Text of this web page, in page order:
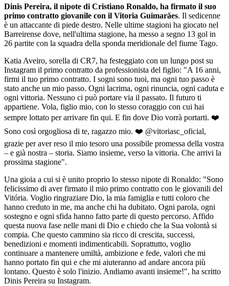
Dinis Pereira, il nipote di Cristiano Ronaldo, ha firmato il suo
primo contratto giovanile con il Vitoria Guimarães. Il sedicenne
è un attaccante di piede destro. Nelle ultime stagioni ha giocato nel
Barreirense dove, nell'ultima stagione, ha messo a segno 13 gol in
26 partite con la squadra della sponda meridionale del fiume Tago.
Katia Aveiro, sorella di CR7, ha festeggiato con un lungo post su
Instagram il primo contratto da professionista del figlio: "A 16 anni,
firmi il tuo primo contratto. I sogni sono tuoi, ma ogni tuo passo è
stato anche un mio passo. Ogni lacrima, ogni rinuncia, ogni caduta e
ogni vittoria. Nessuno ci può portare via il passato. Il futuro ti
appartiene. Vola, figlio mio, con lo stesso coraggio con cui hai
sempre lottato per arrivare fin qui. E fin dove Dio vorrà portarti. ❤️
Sono così orgogliosa di te, ragazzo mio. ❤️ @vitoriasc_oficial,
grazie per aver reso il mio tesoro una possibile promessa della vostra
– e già nostra – storia. Siamo insieme, verso la vittoria. Che arrivi la
prossima stagione".
Una gioia a cui si è unito proprio lo stesso nipote di Ronaldo: "Sono
felicissimo di aver firmato il mio primo contratto con le giovanili del
Vitória. Voglio ringraziare Dio, la mia famiglia e tutti coloro che
hanno creduto in me, ma anche chi ha dubitato. Ogni parola, ogni
sostegno e ogni sfida hanno fatto parte di questo percorso. Affido
questa nuova fase nelle mani di Dio e chiedo che la Sua volontà si
compia. Che questo cammino sia ricco di crescita, successi,
benedizioni e momenti indimenticabili. Soprattutto, voglio
continuare a mantenere umiltà, ambizione e fede, valori che mi
hanno portato fin qui e che mi aiuteranno ad andare ancora più
lontano. Questo è solo l'inizio. Andiamo avanti insieme!", ha scritto
Dinis Pereira su Instagram.